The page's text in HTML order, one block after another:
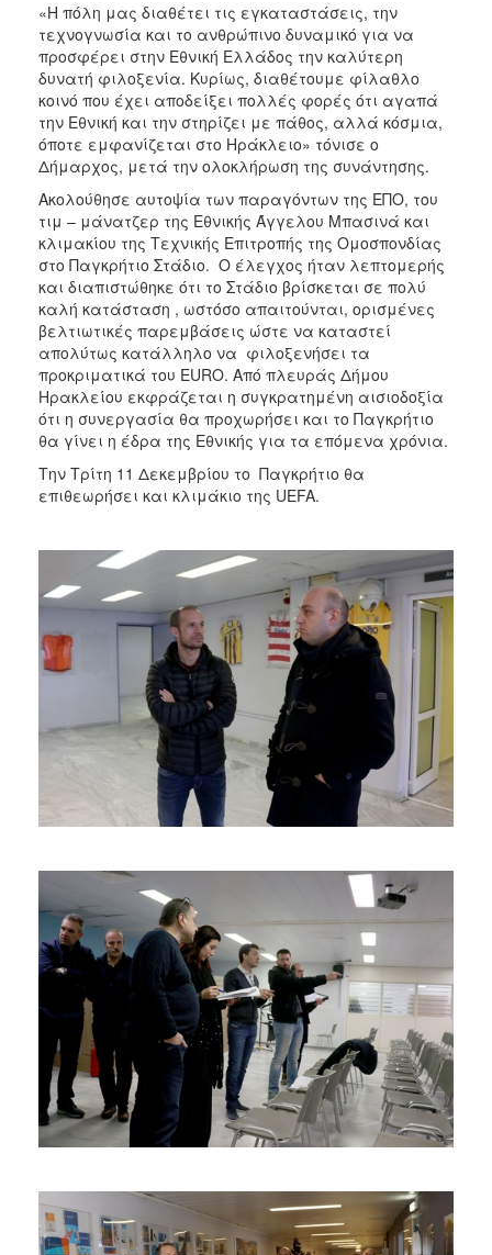
«Η πόλη μας διαθέτει τις εγκαταστάσεις, την
τεχνογνωσία και το ανθρώπινο δυναμικό για να
προσφέρει στην Εθνική Ελλάδος την καλύτερη
δυνατή φιλοξενία. Κυρίως, διαθέτουμε φίλαθλο
κοινό που έχει αποδείξει πολλές φορές ότι αγαπά
την Εθνική και την στηρίζει με πάθος, αλλά κόσμια,
όποτε εμφανίζεται στο Ηράκλειο» τόνισε ο
Δήμαρχος, μετά την ολοκλήρωση της συνάντησης.
Ακολούθησε αυτοψία των παραγόντων της ΕΠΟ, του
τιμ – μάνατζερ της Εθνικής Άγγελου Μπασινά και
κλιμακίου της Τεχνικής Επιτροπής της Ομοσπονδίας
στο Παγκρήτιο Στάδιο. Ο έλεγχος ήταν λεπτομερής
και διαπιστώθηκε ότι το Στάδιο βρίσκεται σε πολύ
καλή κατάσταση , ωστόσο απαιτούνται, ορισμένες
βελτιωτικές παρεμβάσεις ώστε να καταστεί
απολύτως κατάλληλο να φιλοξενήσει τα
προκριματικά του EURO. Από πλευράς Δήμου
Ηρακλείου εκφράζεται η συγκρατημένη αισιοδοξία
ότι η συνεργασία θα προχωρήσει και το Παγκρήτιο
θα γίνει η έδρα της Εθνικής για τα επόμενα χρόνια.
Την Τρίτη 11 Δεκεμβρίου το Παγκρήτιο θα
επιθεωρήσει και κλιμάκιο της UEFA.